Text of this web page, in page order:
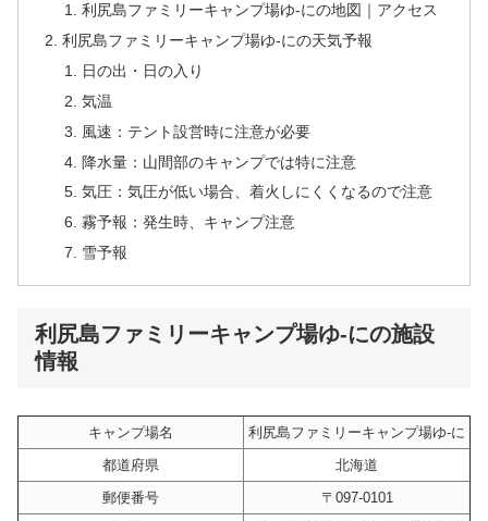
利尻島ファミリーキャンプ場ゆ-にの地図｜アクセス
利尻島ファミリーキャンプ場ゆ-にの天気予報
日の出・日の入り
気温
風速：テント設営時に注意が必要
降水量：山間部のキャンプでは特に注意
気圧：気圧が低い場合、着火しにくくなるので注意
霧予報：発生時、キャンプ注意
雪予報
利尻島ファミリーキャンプ場ゆ-にの施設
情報
キャンプ場名
利尻島ファミリーキャンプ場ゆ-に
都道府県
北海道
郵便番号
〒097-0101